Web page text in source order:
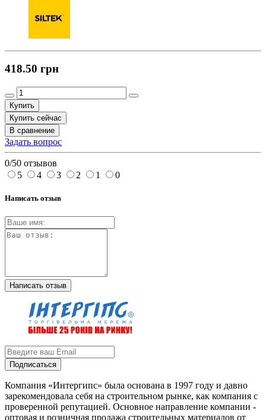
418.50 грн
Купить
Купить сейчас
В сравнение
Задать вопрос
0/50 отзывов
5
4 3 2 1 0
Написать отзыв
Написать отзыв
Подписаться
Компания «Интергипс» была основана в 1997 году и давно
зарекомендовала себя на строительном рынке, как компания с
проверенной репутацией. Основное направление компании -
оптовая и розничная продажа строительных материалов от